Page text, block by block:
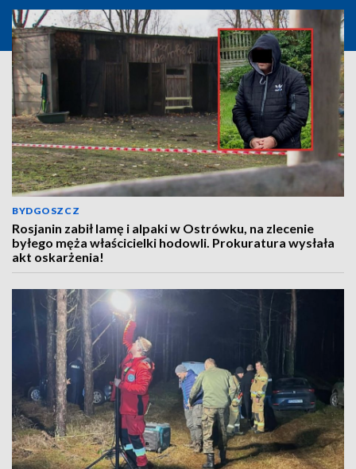
BYDGOSZCZ
Rosjanin zabił lamę i alpaki w Ostrówku, na zlecenie
byłego męża właścicielki hodowli. Prokuratura wysłała
akt oskarżenia!